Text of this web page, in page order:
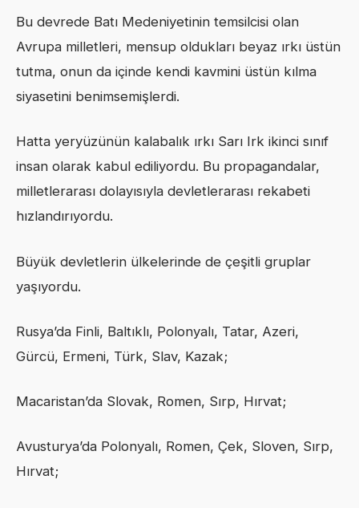
Bu devrede Batı Medeniyetinin temsilcisi olan
Avrupa milletleri, mensup oldukları beyaz ırkı üstün
tutma, onun da içinde kendi kavmini üstün kılma
siyasetini benimsemişlerdi.
Hatta yeryüzünün kalabalık ırkı Sarı Irk ikinci sınıf
insan olarak kabul ediliyordu. Bu propagandalar,
milletlerarası dolayısıyla devletlerarası rekabeti
hızlandırıyordu.
Büyük devletlerin ülkelerinde de çeşitli gruplar
yaşıyordu.
Rusya’da Finli, Baltıklı, Polonyalı, Tatar, Azeri,
Gürcü, Ermeni, Türk, Slav, Kazak;
Macaristan’da Slovak, Romen, Sırp, Hırvat;
Avusturya’da Polonyalı, Romen, Çek, Sloven, Sırp,
Hırvat;